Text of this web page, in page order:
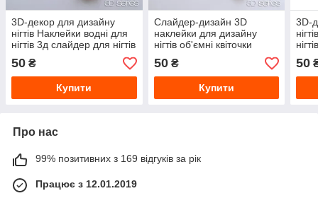
3D-декор для дизайну
нігтів Наклейки водні для
нігтів 3д слайдер для нігтів
- Fashion Nails
50 ₴
Купити
Слайдер-дизайн 3D
наклейки для дизайну
нігтів об'ємні квіточки
Fashion Nails 3D/125
50₴
Купити
3D-
-
50
Про нас
99% позитивних з 169 відгуків за рік
Працює з 12.01.2019